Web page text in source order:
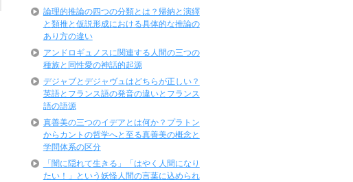
論理的推論の四つの分類とは？帰納と演繹
と類推と仮説形成における具体的な推論の
あり方の違い
アンドロギュノスに関連する人間の三つの
種族と同性愛の神話的起源
デジャブとデジャヴュはどちらが正しい？
英語とフランス語の発音の違いとフランス
語の語源
真善美の三つのイデアとは何か？プラトン
からカントの哲学へと至る真善美の概念と
学問体系の区分
「闇に隠れて生きる」「はやく人間になり
たい！」という妖怪人間の言葉に込められ